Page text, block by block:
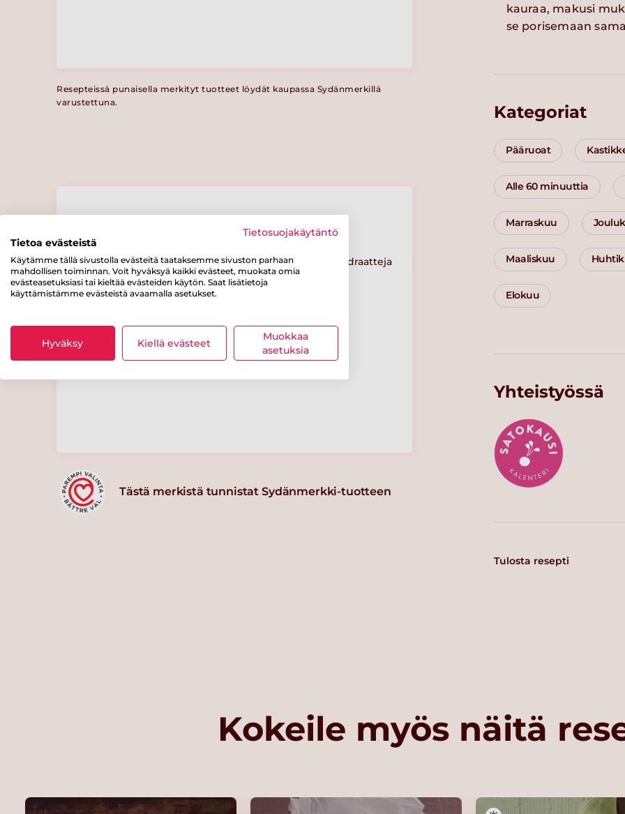
Resepteissä punaisella merkityt tuotteet löydät kaupassa Sydänmerkillä
varustettuna.
Energiaa
122 kcal
Rasvaa
2 g
josta
tyydyttynyttä
rasvaa
Hiilihydraatteja
josta
Kuitua
2 g
Proteiinia
Suolaa
Tästä merkistä tunnistat Sydänmerkki-tuotteen
kauraa, makusi
se porisemaan
Kategoriat
Pääruoat
Alle 60 minuuttia
Marraskuu
Maaliskuu
Elokuu
Yhteistyössä
Tulosta resepti
Kokeile myös näitä
Tietosuojakäytäntö
Tietoa evästeistä
Käytämme tällä sivustolla evästeitä taataksemme sivuston parhaan
mahdollisen toiminnan. Voit hyväksyä kaikki evästeet, muokata omia
evästeasetuksiasi tai kieltää evästeiden käytön. Saat lisätietoja
käyttämistämme evästeistä avaamalla asetukset.
Hyväksy Kiellä evästeet
Muokkaa
asetuksia